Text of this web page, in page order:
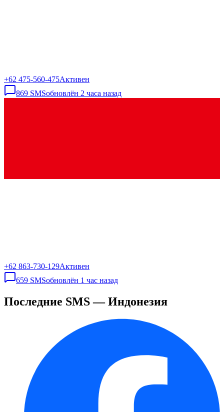
+62 475-560-475Активен
869 SMSобновлён 2 часа назад
+62 863-730-129Активен
659 SMSобновлён 1 час назад
Последние SMS — Индонезия